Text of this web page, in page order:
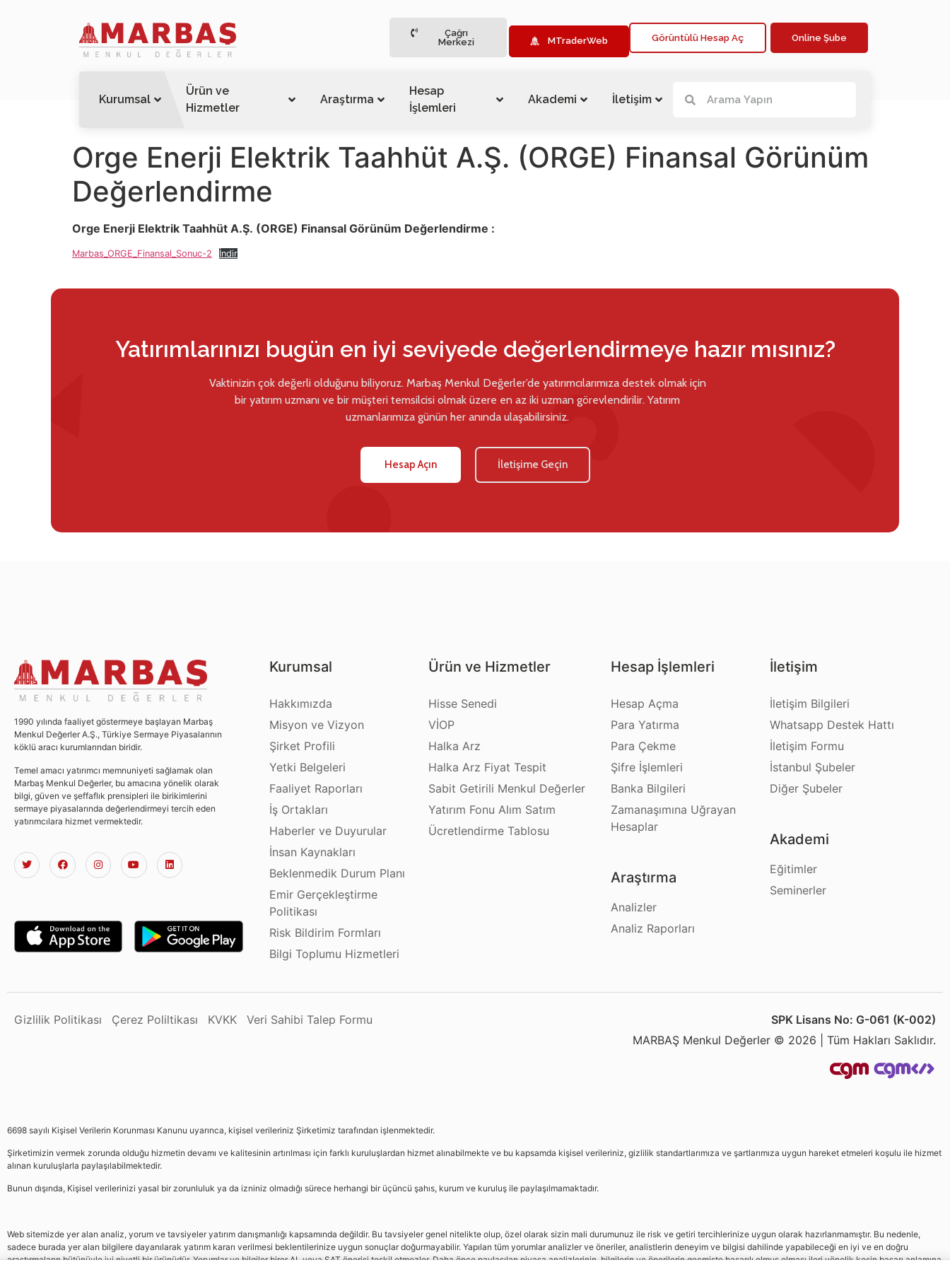
Çağrı
Merkezi
MTraderWeb Görüntülü Hesap Aç Online Şube
Kurumsal
Ürün ve
Hizmetler
Araştırma
Hesap
İşlemleri
Akademi İletişim
Orge Enerji Elektrik Taahhüt A.Ş. (ORGE) Finansal Görünüm
Değerlendirme
Orge Enerji Elektrik Taahhüt A.Ş. (ORGE) Finansal Görünüm Değerlendirme :
Marbas_ORGE_Finansal_Sonuc-2 İndir
Yatırımlarınızı bugün en iyi seviyede değerlendirmeye hazır mısınız?
Vaktinizin çok değerli olduğunu biliyoruz. Marbaş Menkul Değerler’de yatırımcılarımıza destek olmak için
bir yatırım uzmanı ve bir müşteri temsilcisi olmak üzere en az iki uzman görevlendirilir. Yatırım
uzmanlarımıza günün her anında ulaşabilirsiniz.
Hesap Açın İletişime Geçin
1990 yılında faaliyet göstermeye başlayan Marbaş
Menkul Değerler A.Ş., Türkiye Sermaye Piyasalarının
köklü aracı kurumlarından biridir.
Temel amacı yatırımcı memnuniyeti sağlamak olan
Marbaş Menkul Değerler, bu amacına yönelik olarak
bilgi, güven ve şeffaflık prensipleri ile birikimlerini
sermaye piyasalarında değerlendirmeyi tercih eden
yatırımcılara hizmet vermektedir.
Kurumsal
Hakkımızda
Misyon ve Vizyon
Şirket Profili
Yetki Belgeleri
Faaliyet Raporları
İş Ortakları
Haberler ve Duyurular
İnsan Kaynakları
Beklenmedik Durum Planı
Emir Gerçekleştirme
Politikası
Risk Bildirim Formları
Bilgi Toplumu Hizmetleri
Ürün ve Hizmetler
Hisse Senedi
VİOP
Halka Arz
Halka Arz Fiyat Tespit
Sabit Getirili Menkul Değerler
Yatırım Fonu Alım Satım
Ücretlendirme Tablosu
Hesap İşlemleri
Hesap Açma
Para Yatırma
Para Çekme
Şifre İşlemleri
Banka Bilgileri
Zamanaşımına Uğrayan
Hesaplar
Araştırma
Analizler
Analiz Raporları
İletişim
İletişim Bilgileri
Whatsapp Destek Hattı
İletişim Formu
İstanbul Şubeler
Diğer Şubeler
Akademi
Eğitimler
Seminerler
Gizlilik Politikası Çerez Poliltikası KVKK Veri Sahibi Talep Formu
SPK Lisans No: G-061 (K-002)
MARBAŞ Menkul Değerler © 2026 | Tüm Hakları Saklıdır.
6698 sayılı Kişisel Verilerin Korunması Kanunu uyarınca, kişisel verileriniz Şirketimiz tarafından işlenmektedir.
Şirketimizin vermek zorunda olduğu hizmetin devamı ve kalitesinin artırılması için farklı kuruluşlardan hizmet alınabilmekte ve bu kapsamda kişisel verileriniz, gizlilik standartlarımıza ve şartlarımıza uygun hareket etmeleri koşulu ile hizmet
alınan kuruluşlarla paylaşılabilmektedir.
Bunun dışında, Kişisel verilerinizi yasal bir zorunluluk ya da izniniz olmadığı sürece herhangi bir üçüncü şahıs, kurum ve kuruluş ile paylaşılmamaktadır.
Web sitemizde yer alan analiz, yorum ve tavsiyeler yatırım danışmanlığı kapsamında değildir. Bu tavsiyeler genel nitelikte olup, özel olarak sizin mali durumunuz ile risk ve getiri tercihlerinize uygun olarak hazırlanmamıştır. Bu nedenle,
sadece burada yer alan bilgilere dayanılarak yatırım kararı verilmesi beklentilerinize uygun sonuçlar doğurmayabilir. Yapılan tüm yorumlar analizler ve öneriler, analistlerin deneyim ve bilgisi dahilinde yapabileceği en iyi ve en doğru
araştırmaların bütünüyle iyi niyetli bir ürünüdür. Yorumlar ve bilgiler birer AL veya SAT önerisi teşkil etmezler. Daha önce paylaşılan piyasa analizlerinin, bilgilerin ve önerilerin geçmişte başarılı olmuş olması ileri yönelik kesin başarı anlamına